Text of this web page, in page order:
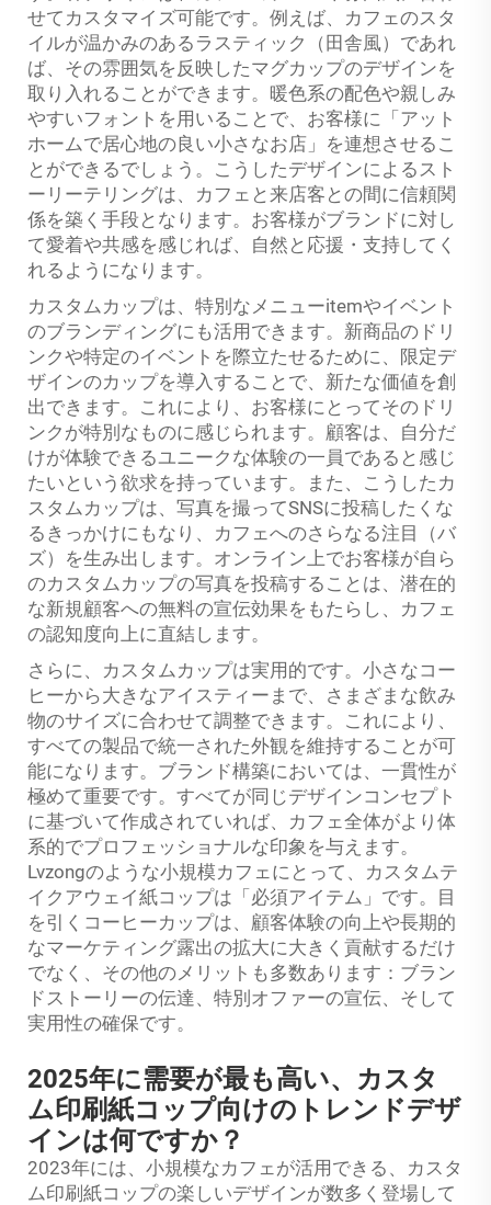
せてカスタマイズ可能です。例えば、カフェのスタ
イルが温かみのあるラスティック（田舎風）であれ
ば、その雰囲気を反映したマグカップのデザインを
取り入れることができます。暖色系の配色や親しみ
やすいフォントを用いることで、お客様に「アット
ホームで居心地の良い小さなお店」を連想させるこ
とができるでしょう。こうしたデザインによるスト
ーリーテリングは、カフェと来店客との間に信頼関
係を築く手段となります。お客様がブランドに対し
て愛着や共感を感じれば、自然と応援・支持してく
れるようになります。
カスタムカップは、特別なメニューitemやイベント
のブランディングにも活用できます。新商品のドリ
ンクや特定のイベントを際立たせるために、限定デ
ザインのカップを導入することで、新たな価値を創
出できます。これにより、お客様にとってそのドリ
ンクが特別なものに感じられます。顧客は、自分だ
けが体験できるユニークな体験の一員であると感じ
たいという欲求を持っています。また、こうしたカ
スタムカップは、写真を撮ってSNSに投稿したくな
るきっかけにもなり、カフェへのさらなる注目（バ
ズ）を生み出します。オンライン上でお客様が自ら
のカスタムカップの写真を投稿することは、潜在的
な新規顧客への無料の宣伝効果をもたらし、カフェ
の認知度向上に直結します。
さらに、カスタムカップは実用的です。小さなコー
ヒーから大きなアイスティーまで、さまざまな飲み
物のサイズに合わせて調整できます。これにより、
すべての製品で統一された外観を維持することが可
能になります。ブランド構築においては、一貫性が
極めて重要です。すべてが同じデザインコンセプト
に基づいて作成されていれば、カフェ全体がより体
系的でプロフェッショナルな印象を与えます。
Lvzongのような小規模カフェにとって、カスタムテ
イクアウェイ紙コップは「必須アイテム」です。目
を引くコーヒーカップは、顧客体験の向上や長期的
なマーケティング露出の拡大に大きく貢献するだけ
でなく、その他のメリットも多数あります：ブラン
ドストーリーの伝達、特別オファーの宣伝、そして
実用性の確保です。
2025年に需要が最も高い、カスタ
ム印刷紙コップ向けのトレンドデザ
インは何ですか？
2023年には、小規模なカフェが活用できる、カスタ
ム印刷紙コップの楽しいデザインが数多く登場して